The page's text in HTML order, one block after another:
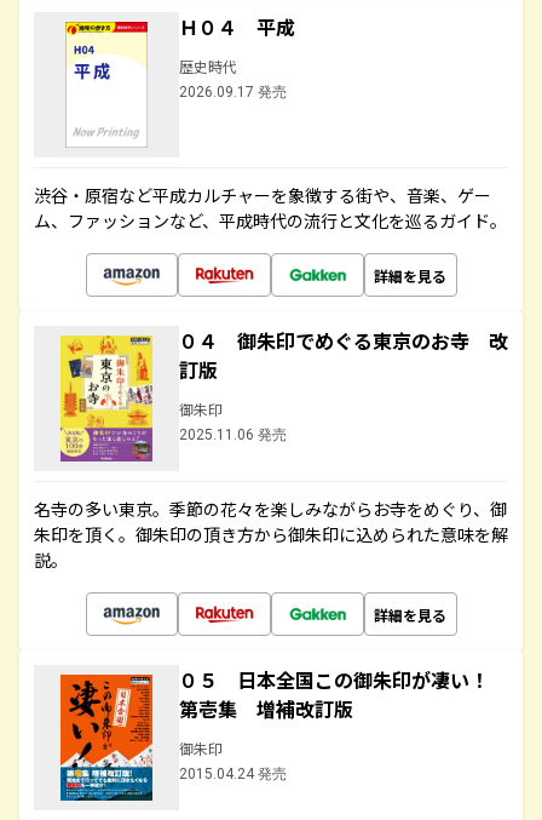
Ｈ０４ 平成
歴史時代
2026.09.17 発売
渋谷・原宿など平成カルチャーを象徴する街や、音楽、ゲー
ム、ファッションなど、平成時代の流行と文化を巡るガイド。
詳細を見る
０４ 御朱印でめぐる東京のお寺 改
訂版
御朱印
2025.11.06 発売
名寺の多い東京。季節の花々を楽しみながらお寺をめぐり、御
朱印を頂く。御朱印の頂き方から御朱印に込められた意味を解
説。
詳細を見る
０５ 日本全国この御朱印が凄い！
第壱集 増補改訂版
御朱印
2015.04.24 発売